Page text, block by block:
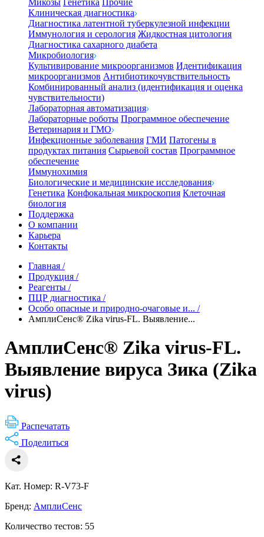
Микозы Генетика Прочие
Клиническая диагностика
Диагностика латентной туберкулезной инфекции
Иммунология и серология Жидкостная цитология
Диагностика сахарного диабета
Микробиология
Культивирование микроорганизмов Идентификация
микроорганизмов Антибиотикочувствительность
Комбинированный анализ (идентификация и оценка
чувствительности)
Лабораторная автоматизация
Лабораторные роботы Программное обеспечение
Ветеринария и ГМО
Инфекционные заболевания ГМИ Патогены в
продуктах питания Сырьевой состав Программное
обеспечение
Иммунохимия
Биологические и медицинские исследования
Генетика Конфокальная микроскопия Клеточная
биология
Поддержка
О компании
Карьера
Контакты
Главная /
Продукция /
Реагенты /
ПЦР диагностика /
Особо опасные и природно-очаговые и... /
АмплиСенс® Zika virus-FL. Выявление...
АмплиСенс® Zika virus-FL.
Выявление вируса Зика (Zika
virus)
Распечатать
Поделиться
Кат. Номер: R-V73-F
Бренд: АмплиСенс
Количество тестов: 55